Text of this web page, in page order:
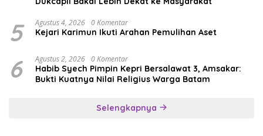
5 Agustus 4, 2026 0 Komentar
Kejari Karimun Ikuti Arahan Pemulihan Aset
6 Agustus 2, 2026 0 Komentar
Habib Syech Pimpin Kepri Bersalawat 3, Amsakar:
Bukti Kuatnya Nilai Religius Warga Batam
Selengkapnya